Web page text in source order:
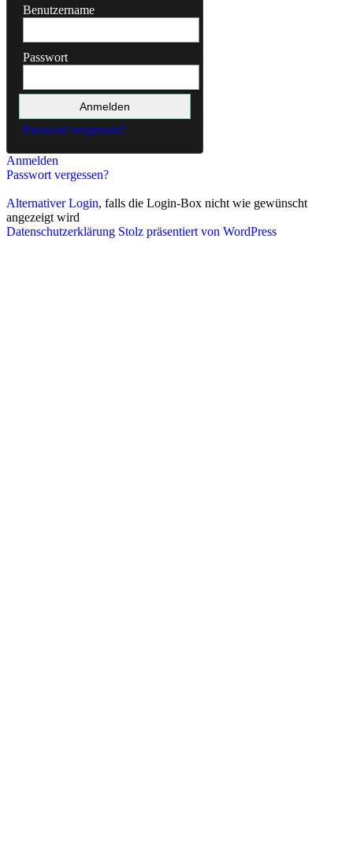
Benutzername
Passwort
Passwort vergessen?
Anmelden
Passwort vergessen?
Alternativer Login, falls die Login-Box nicht wie gewünscht
angezeigt wird
Datenschutzerklärung Stolz präsentiert von WordPress